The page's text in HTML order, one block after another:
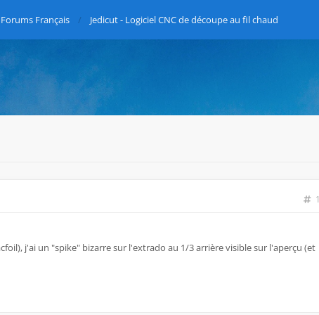
Français Jedicut - Logiciel CNC de découpe au fil chaud
1
j'ai un "spike" bizarre sur l'extrado au 1/3 arrière visible sur l'aperçu (et